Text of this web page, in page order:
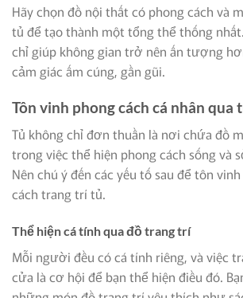
Hãy chọn đồ nội thất có phong cách và
tủ để tạo thành một tổng thể thống
chỉ giúp không gian trở nên ấn tượng
cảm giác ấm cúng, gần gũi.
Tôn vinh phong cách cá nhân qua
Tủ không chỉ đơn thuần là nơi chứa đồ
trong việc thể hiện phong cách sống và
Nên chú ý đến các yếu tố sau để tôn
cách trang trí tủ.
Thể hiện cá tính qua đồ trang trí
Mỗi người đều có cá tính riêng, và việc
cửa là cơ hội để bạn thể hiện điều đó.